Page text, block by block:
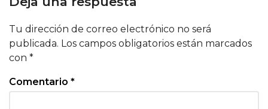
Tu dirección de correo electrónico no será
publicada. Los campos obligatorios están marcados
con *
Comentario *